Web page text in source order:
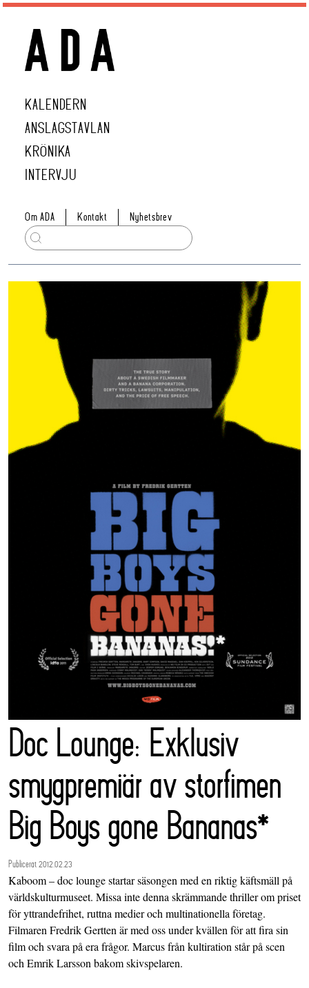
KALENDERN
ANSLAGSTAVLAN
KRÖNIKA
INTERVJU
Om ADA Kontakt Nyhetsbrev
Doc Lounge: Exklusiv
smygpremiär av storfimen
Big Boys gone Bananas*
Publicerat 2012.02.23
Kaboom – doc lounge startar säsongen med en riktig käftsmäll på
världskulturmuseet. Missa inte denna skrämmande thriller om priset
för yttrandefrihet, ruttna medier och multinationella företag.
Filmaren Fredrik Gertten är med oss under kvällen för att fira sin
film och svara på era frågor. Marcus från kultiration står på scen
och Emrik Larsson bakom skivspelaren.